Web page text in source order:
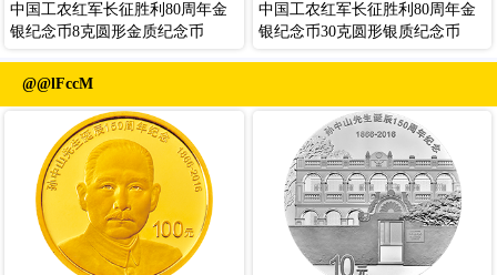
中国工农红军长征胜利80周年金
银纪念币8克圆形金质纪念币
中国工农红军长征胜利80周年金
银纪念币30克圆形银质纪念币
@@lFccM